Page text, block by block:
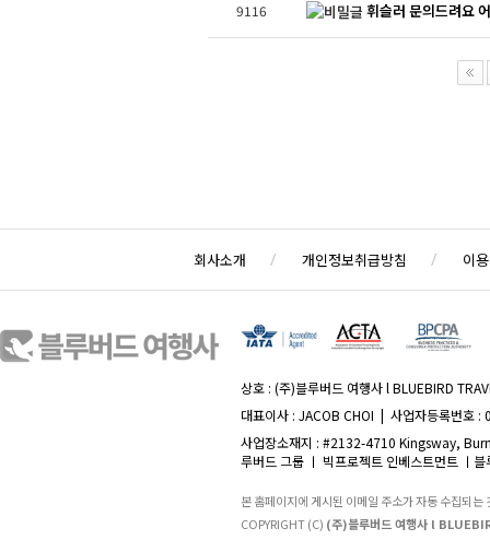
9116 휘슬러 문의드려요
회사소개 개인정보취급방침 이
상호 : (주)블루버드 여행사 l BLUEBIRD
대표이사 : JACOB CHOI | 사업자등록번
사업장소재지 : #2132-4710 Kingsway,
루버드 그룹 ㅣ 빅프로젝트 인베스트먼트 ㅣ블
본 홈페이지에 게시된 이메일 주소가 자동 수집되
COPYRIGHT (C) (주)블루버드 여행사 l